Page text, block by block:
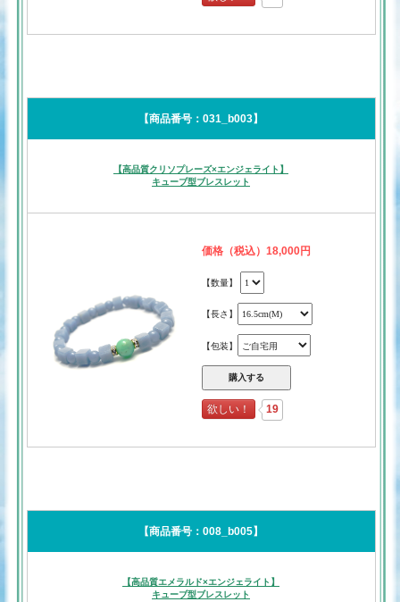
【商品番号：031_b003】
【高品質クリソプレーズ×エンジェライト】
キューブ型ブレスレット
価格（税込）18,000円
【数量】
【長さ】
【包装】
欲しい！ 19
【商品番号：008_b005】
【高品質エメラルド×エンジェライト】
キューブ型ブレスレット